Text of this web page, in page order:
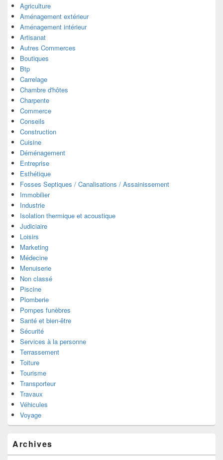
Agriculture
Aménagement extérieur
Aménagement intérieur
Artisanat
Autres Commerces
Boutiques
Btp
Carrelage
Chambre d'hôtes
Charpente
Commerce
Conseils
Construction
Cuisine
Déménagement
Entreprise
Esthétique
Fosses Septiques / Canalisations / Assainissement
Immobilier
Industrie
Isolation thermique et acoustique
Judiciaire
Loisirs
Marketing
Médecine
Menuiserie
Non classé
Piscine
Plomberie
Pompes funèbres
Santé et bien-être
Sécurité
Services à la personne
Terrassement
Toiture
Tourisme
Transporteur
Travaux
Véhicules
Voyage
Archives